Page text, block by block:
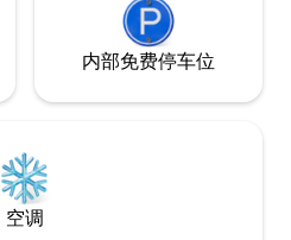
内部免费停车位
空调